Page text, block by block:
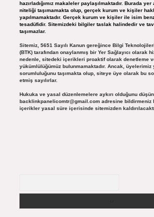
hazırladığımız makaleler paylaşılmaktadır. Burada
niteliği taşımamakta olup, gerçek kurum ve kişiler
yapılmamaktadır. Gerçek kurum ve kişiler ile isim
tesadüfidir. Sitemizdeki bilgiler taslak halindedir ve
taşımazlar.
Sitemiz, 5651 Sayılı Kanun gereğince Bilgi
(BTK) tarafından onaylanmış bir Yer Sağlayıcı olarak
nedenle, sitedeki içerikleri proaktif olarak denetleme
yükümlülüğümüz bulunmamaktadır. Ancak, üyelerimiz
sorumluluğunu taşımakta olup, siteye üye olarak bu
etmiş sayılırlar.
Hukuka ve yasal düzenlemelere aykırı olduğunu
backlinkpanelicomtr@gmail.comadresine bildirmeniz
içerikler yasal süre içerisinde sitemizden